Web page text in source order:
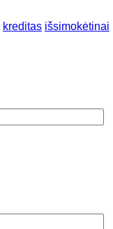
kreditas išsimokėtinai